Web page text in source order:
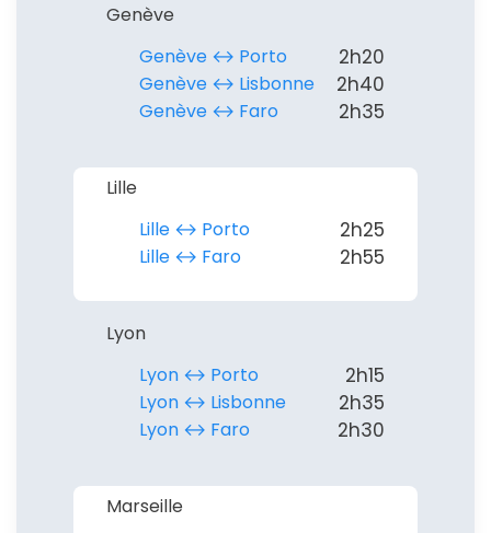
Genève
Genève ↔︎ Porto
2h20
Genève ↔︎ Lisbonne 2h40
Genève ↔︎ Faro 2h35
Lille
Lille ↔︎ Porto
2h25
Lille ↔︎ Faro 2h55
Lyon
Lyon ↔︎ Porto
2h15
Lyon ↔︎ Lisbonne 2h35
Lyon ↔︎ Faro 2h30
Marseille
confidentialité.